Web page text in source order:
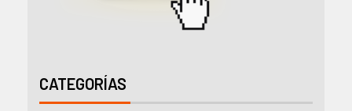
CATEGORÍAS